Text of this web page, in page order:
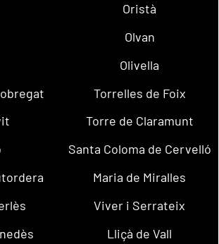
Oristà
Olvan
Olivella
Torrelles de Foix
Torre de Claramunt
Santa Coloma de Cervelló
Maria de Miralles
Viver i Serrateix
Lliçà de Vall